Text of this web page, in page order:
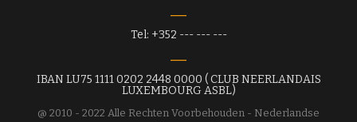
Tel: +352 --- --- ---
IBAN LU75 1111 0202 2448 0000 ( CLUB NEERLANDAIS
LUXEMBOURG ASBL)
@ 2010 - 2022 Alle Rechten Voorbehouden - Nederlandse